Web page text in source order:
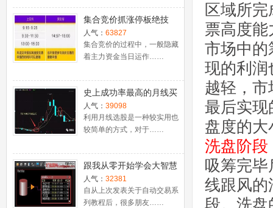
集合竞价抓涨停板绝技
（附公式源码）
人气： 63827
集合竞价的过程中，一般隐藏
着主力资金当日运作……
史上成功率最高的月线买
入法，精准高效筛选暴涨
牛股，堪称选股法宝！
人气： 39098
利用月线选股是一种较实用也
较简单的方式，对于……
跟我从零开始学会大智慧
股票池自动交易
人气： 32381
自从上次发表关于自动交易系
列教程后，很多朋友……
区域所
票高度
市场中的
现的利润
越轻，
最后实现
盘度的
洗盘阶段
吸筹完
线跟风的
段。洗盘